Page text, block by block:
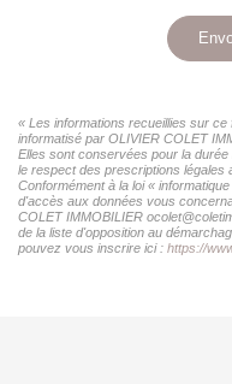
« Les informations recueillies sur
informatisé par OLIVIER COLET
Elles sont conservées pour la
le respect des prescriptions légales
Conformément à la loi «
d'accès aux données vous
COLET IMMOBILIER
de la liste d'opposition au
pouvez vous inscrire ici : https://